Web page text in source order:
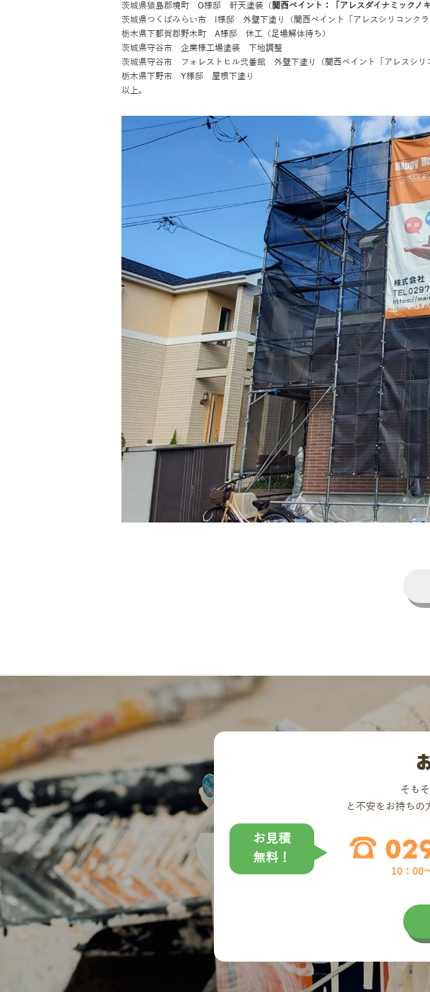
茨城県猿島郡境町 O様邸 軒天塗装（ 関西ペイント：「アレスダイナミックノキ
茨城県つくばみらい市 I様邸 外壁下塗り（ 関西ペイント「アレスシリコンクラ
栃木県下都賀郡野木町 A様邸 休工（足場解体待ち）
茨城県守谷市 企業様工場塗装 下地調整
茨城県守谷市 フォレストヒル弐番館 外壁下塗り（ 関西ペイント「アレスシリ
栃木県下野市 Y様邸 屋根下塗り
以上。
そも
と不安をお持ちの
お見積
無料！
10：00